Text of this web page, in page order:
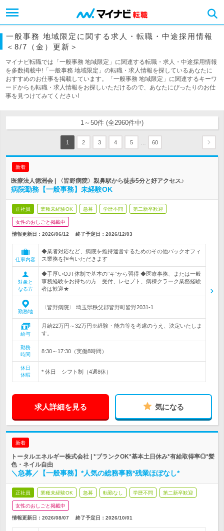
一般事務 地域限定に関する求人・転職・中途採用情報
＜8/7（金）更新＞
マイナビ転職では「一般事務 地域限定」に関連する転職・求人・中途採用情報
を多数掲載中!「一般事務 地域限定」の転職・求人情報を探しているあなたに
おすすめのお仕事を掲載しています。「一般事務 地域限定」に関連するキーワ
ードからも転職・求人情報をお探しいただけるので、あなたにぴったりのお仕
事を見つけてみてください!
1～50件 (全2960件中)
1 2 3 4 5 60
新着
医療法人徳洲会 | 〈皆野病院〉親鼻駅から徒歩5分と好アクセス♪
病院勤務【一般事務】未経験OK
正社員 業種未経験OK 急募 学歴不問 第二新卒歓迎
女性のおしごと掲載中
情報更新日：2026/06/12 終了予定日： 2026/12/03
仕事内容
◆業者対応など、病院を維持運営するためのその他バックオフィ
ス業務を担当いただきます
対象と
なる方
◆手厚いOJT体制で基本の‘’キ’’から習得 ◆医療事務、または一般
事務経験をお持ちの方 受付、レセプト、病棟クラーク業務経験
者は歓迎★
勤務地
〈皆野病院〉 埼玉県秩父郡皆野町皆野2031-1
給与
月給22万円～32万円※経験・能力等を考慮のうえ、決定いたしま
す。
勤務
時間
8:30～17:30（実働8時間）
休日
休暇
* 休日 シフト制（4週8休）
求人詳細を見る 気になる
新着
トータルエネルギー株式会社 | *ブランクOK*基本土日休み*有給取得率◎*髪
色・ネイル自由
＼急募／【一般事務】*人気の総務事務*残業ほぼなし*
正社員 業種未経験OK 急募 転勤なし 学歴不問 第二新卒歓迎
女性のおしごと掲載中
情報更新日：2026/08/07 終了予定日： 2026/10/01